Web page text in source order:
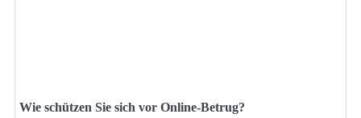
Wie schützen Sie sich vor Online-Betrug?